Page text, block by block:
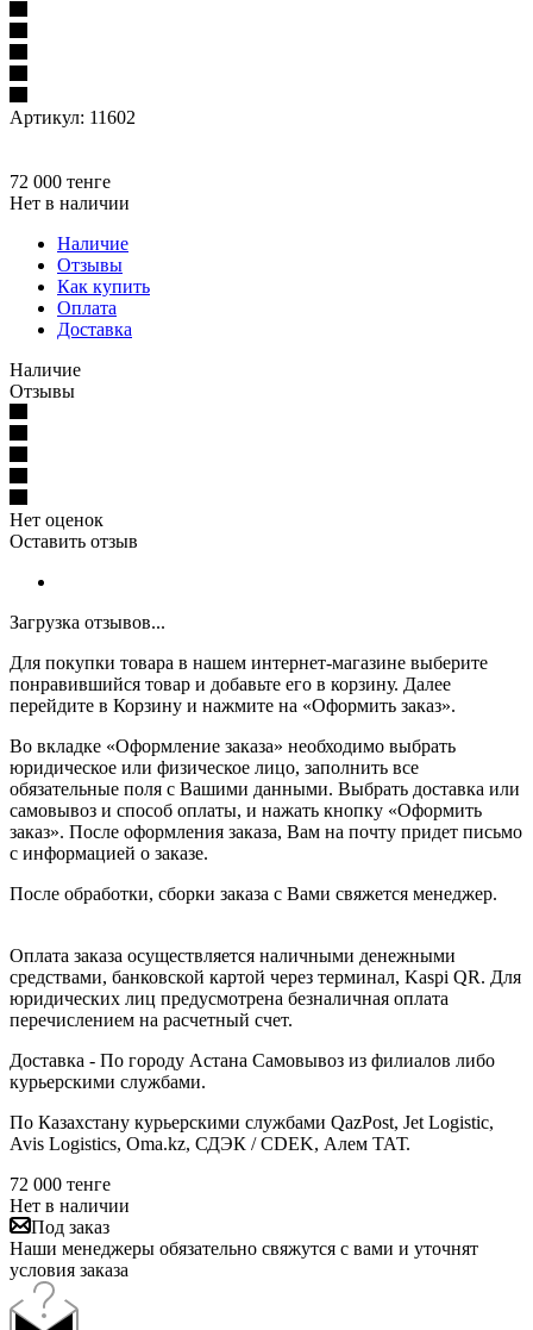
Артикул: 11602
72 000 тенге
Нет в наличии
Наличие
Отзывы
Как купить
Оплата
Доставка
Наличие
Отзывы
Нет оценок
Оставить отзыв
Загрузка отзывов...
Для покупки товара в нашем интернет-магазине выберите
понравившийся товар и добавьте его в корзину. Далее
перейдите в Корзину и нажмите на «Оформить заказ».
Во вкладке «Оформление заказа» необходимо выбрать
юридическое или физическое лицо, заполнить все
обязательные поля с Вашими данными. Выбрать доставка или
самовывоз и способ оплаты, и нажать кнопку «Оформить
заказ». После оформления заказа, Вам на почту придет письмо
с информацией о заказе.
После обработки, сборки заказа с Вами свяжется менеджер.
Оплата заказа осуществляется наличными денежными
средствами, банковской картой через терминал, Kaspi QR. Для
юридических лиц предусмотрена безналичная оплата
перечислением на расчетный счет.
Доставка - По городу Астана Самовывоз из филиалов либо
курьерскими службами.
По Казахстану курьерскими службами QazPost, Jet Logistic,
Avis Logistics, Oma.kz, СДЭК / CDEK, Алем ТАТ.
72 000 тенге
Нет в наличии
Под заказ
Наши менеджеры обязательно свяжутся с вами и уточнят
условия заказа